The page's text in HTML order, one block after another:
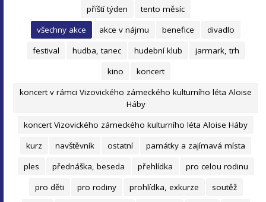
příští týden
tento měsíc
všechny akce
akce v nájmu benefice
divadlo
festival
hudba, tanec hudební klub
jarmark, trh
kino
koncert
koncert v rámci Vizovického zámeckého kulturního léta Aloise
Háby
koncert Vizovického zámeckého kulturního léta Aloise Háby
kurz
navštěvník ostatní
památky a zajímavá místa
ples
přednáška, beseda přehlídka
pro celou rodinu
pro děti
pro rodiny prohlídka, exkurze
soutěž